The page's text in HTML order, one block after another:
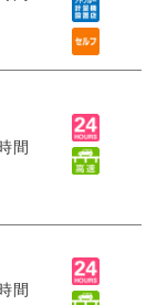
間
間